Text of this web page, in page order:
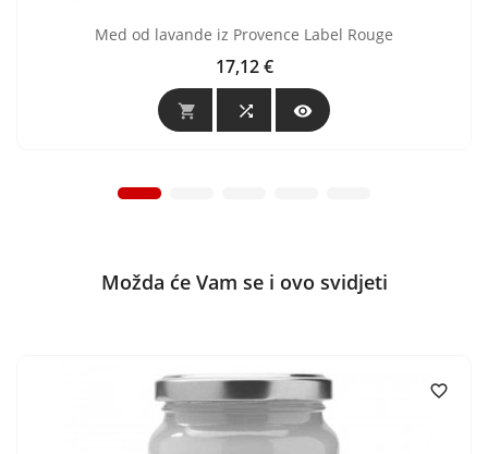
Med od lavande iz Provence Label Rouge
Cijena
17,12 €
  
Možda će Vam se i ovo svidjeti
